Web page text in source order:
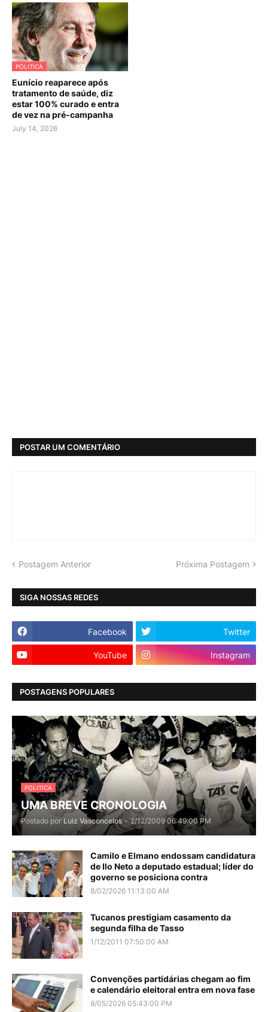
POLITICA
Eunício reaparece após
tratamento de saúde, diz
estar 100% curado e entra
de vez na pré-campanha
July 14, 2026
POSTAR UM COMENTÁRIO
Postagem Anterior Próxima Postagem
SIGA NOSSAS REDES
Facebook Twitter
YouTube Instagram
POSTAGENS POPULARES
POLITICA
UMA BREVE CRONOLOGIA
Postado por Luiz Vasconcelos - 2/12/2009 06:49:00 PM
Camilo e Elmano endossam candidatura
de Ilo Neto a deputado estadual; líder do
governo se posiciona contra
8/02/2026 11:13:00 AM
Tucanos prestigiam casamento da
segunda filha de Tasso
1/12/2011 07:50:00 AM
Convenções partidárias chegam ao fim
e calendário eleitoral entra em nova fase
8/05/2026 05:43:00 PM